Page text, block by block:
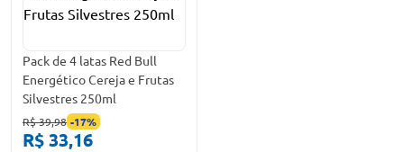
Pack de 4 latas Red Bull
Energético Cereja e Frutas
Silvestres 250ml
R$ 39,98 -17%
R$ 33,16